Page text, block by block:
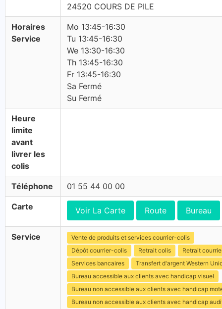
24520 COURS DE PILE
Horaires
Service
Mo 13:45-16:30
Tu 13:45-16:30
We 13:30-16:30
Th 13:45-16:30
Fr 13:45-16:30
Sa Fermé
Su Fermé
Heure
limite
avant
livrer les
colis
Téléphone 01 55 44 00 00
Carte Voir La Carte Route Bureau
Service
Vente de produits et services courrier-colis
Dépôt courrier-colis
Retrait colis
Retrait
Services bancaires
Transfert d'argent Western
Bureau accessible aux clients avec handicap visuel
Bureau non accessible aux clients avec handicap
Bureau non accessible aux clients avec handicap